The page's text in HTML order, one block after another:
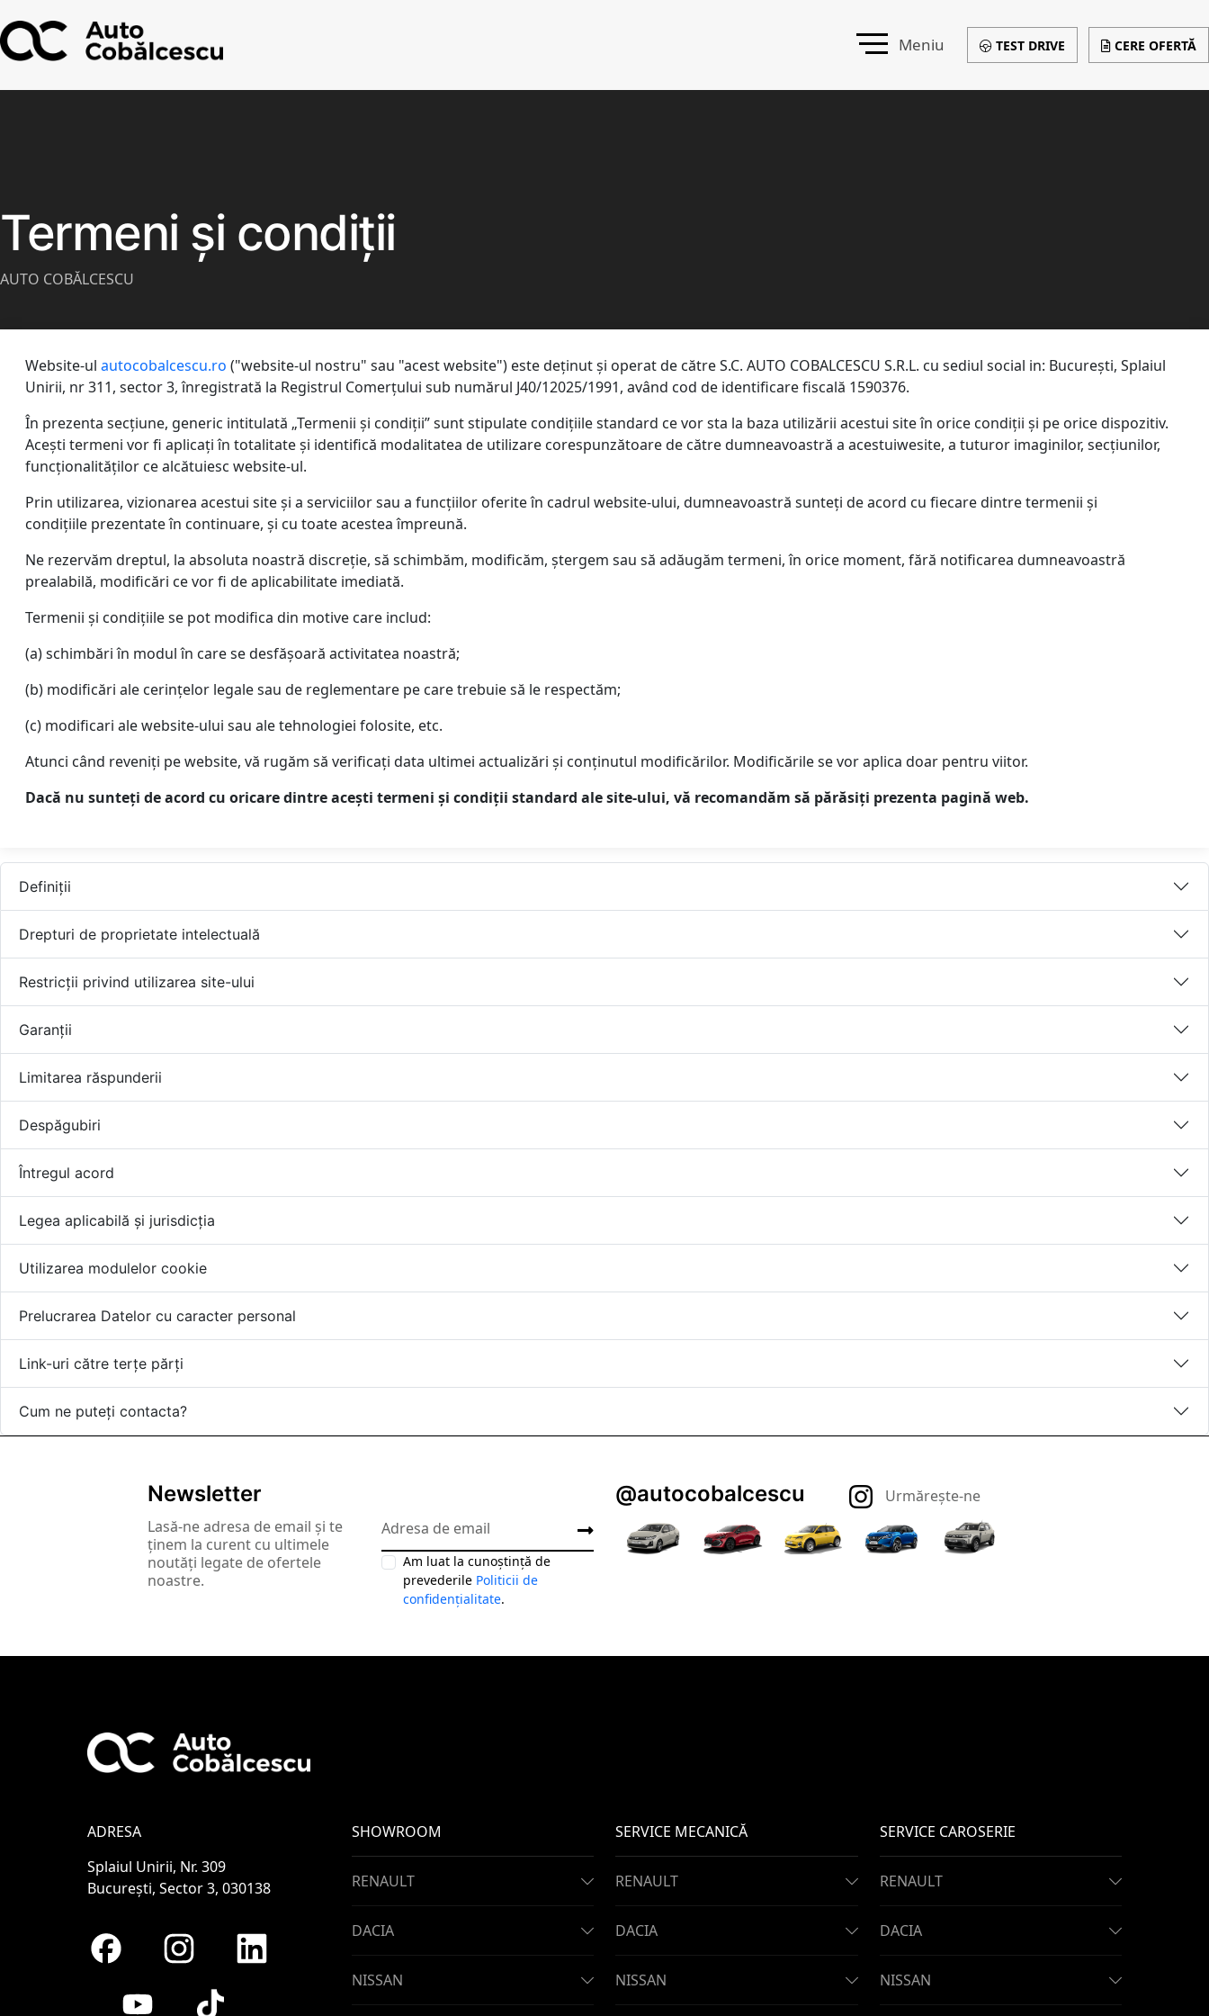
Meniu TEST DRIVE CERE OFERTĂ
Termeni și condiții
AUTO COBĂLCESCU
Website-ul autocobalcescu.ro ("website-ul nostru" sau "acest website") este deținut și operat de către S.C. AUTO COBALCESCU S.R.L. cu sediul social in: București, Splaiul
Unirii, nr 311, sector 3, înregistrată la Registrul Comerțului sub numărul J40/12025/1991, având cod de identificare fiscală 1590376.
În prezenta secțiune, generic intitulată „Termenii și condiții” sunt stipulate condițiile standard ce vor sta la baza utilizării acestui site în orice condiții și pe orice dispozitiv.
Acești termeni vor fi aplicați în totalitate și identifică modalitatea de utilizare corespunzătoare de către dumneavoastră a acestuiwesite, a tuturor imaginilor, secțiunilor,
funcționalităților ce alcătuiesc website-ul.
Prin utilizarea, vizionarea acestui site și a serviciilor sau a funcțiilor oferite în cadrul website-ului, dumneavoastră sunteți de acord cu fiecare dintre termenii și
condițiile prezentate în continuare, și cu toate acestea împreună.
Ne rezervăm dreptul, la absoluta noastră discreție, să schimbăm, modificăm, ștergem sau să adăugăm termeni, în orice moment, fără notificarea dumneavoastră
prealabilă, modificări ce vor fi de aplicabilitate imediată.
Termenii și condițiile se pot modifica din motive care includ:
(a) schimbări în modul în care se desfășoară activitatea noastră;
(b) modificări ale cerințelor legale sau de reglementare pe care trebuie să le respectăm;
(c) modificari ale website-ului sau ale tehnologiei folosite, etc.
Atunci când reveniți pe website, vă rugăm să verificaţi data ultimei actualizări și conținutul modificărilor. Modificările se vor aplica doar pentru viitor.
Dacă nu sunteți de acord cu oricare dintre acești termeni și condiții standard ale site-ului, vă recomandăm să părăsiți prezenta pagină web.
Definiții
Drepturi de proprietate intelectuală
Restricții privind utilizarea site-ului
Garanții
Limitarea răspunderii
Despăgubiri
Întregul acord
Legea aplicabilă și jurisdicția
Utilizarea modulelor cookie
Prelucrarea Datelor cu caracter personal
Link-uri către terțe părți
Cum ne puteți contacta?
Newsletter
Lasă-ne adresa de email și te
ținem la curent cu ultimele
noutăți legate de ofertele
noastre.
Am luat la cunoștință de
prevederile Politicii de
confidențialitate.
@autocobalcescu Urmărește-ne
ADRESA
Splaiul Unirii, Nr. 309
București, Sector 3, 030138
SHOWROOM
RENAULT
DACIA
NISSAN
SERVICE MECANICĂ
RENAULT
DACIA
NISSAN
SERVICE CAROSERIE
RENAULT
DACIA
NISSAN